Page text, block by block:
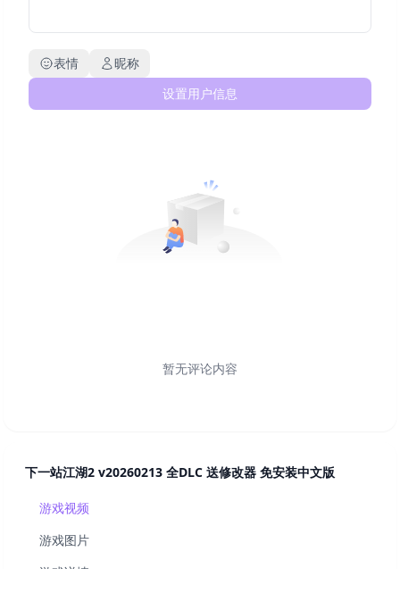
表情
昵称
设置用户信息
暂无评论内容
下一站江湖2 v20260213 全DLC 送修改器 免安装中文版
游戏视频
游戏图片
游戏详情